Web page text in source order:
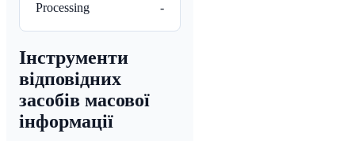
Processing -
Інструменти
відповідних
засобів масової
інформації